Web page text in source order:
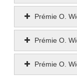
Prémie O.
Prémie O.
Prémie O.